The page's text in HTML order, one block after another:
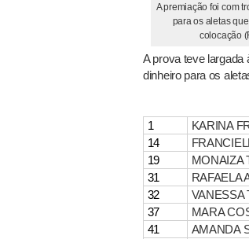
A premiação foi com
para os aletas
colocação
A prova teve largada
dinheiro para os
1 KARINA
14
19
MONAIZA
31
RAFAELA
32
VANESSA
37
MARA
41
AMANDA